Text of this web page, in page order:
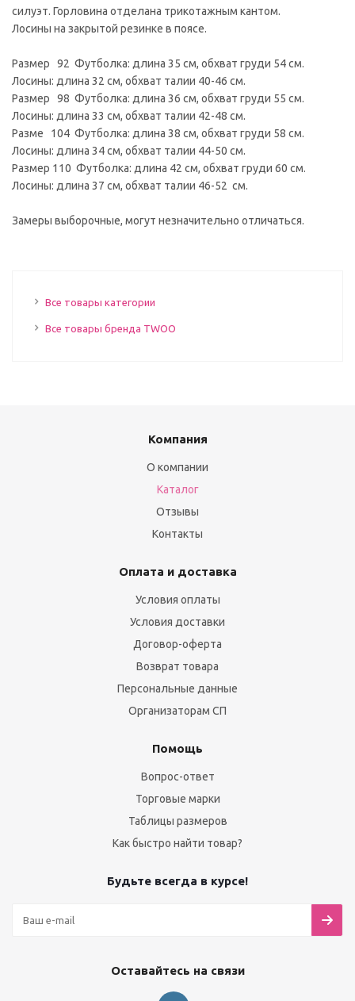
силуэт. Горловина отделана трикотажным кантом.
Лосины на закрытой резинке в поясе.
Размер 92 Футболка: длина 35 см, обхват груди 54 см.
Лосины: длина 32 см, обхват талии 40-46 см.
Размер 98 Футболка: длина 36 см, обхват груди 55 см.
Лосины: длина 33 см, обхват талии 42-48 см.
Разме 104 Футболка: длина 38 см, обхват груди 58 см.
Лосины: длина 34 см, обхват талии 44-50 см.
Размер 110 Футболка: длина 42 см, обхват груди 60 см.
Лосины: длина 37 см, обхват талии 46-52 см.
Замеры выборочные, могут незначительно отличаться.
Все товары категории
Все товары бренда TWОО
Компания
О компании
Каталог
Отзывы
Контакты
Оплата и доставка
Условия оплаты
Условия доставки
Договор-оферта
Возврат товара
Персональные данные
Организаторам СП
Помощь
Вопрос-ответ
Торговые марки
Таблицы размеров
Как быстро найти товар?
Будьте всегда в курсе!
Оставайтесь на связи